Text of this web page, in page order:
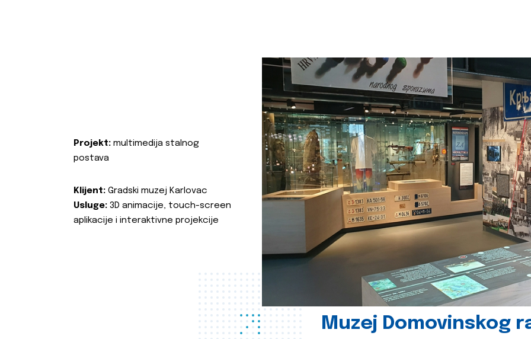
Muzej Domovinskog
Projekt: multimedija stalnog
postava
Klijent: Gradski muzej Karlovac
Usluge: 3D animacije, touch-screen
aplikacije i interaktivne projekcije